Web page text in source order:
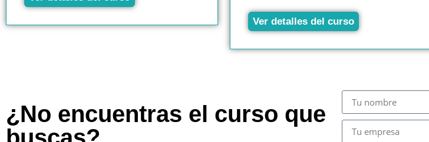
Ver detalles del curso
¿No encuentras el curso que